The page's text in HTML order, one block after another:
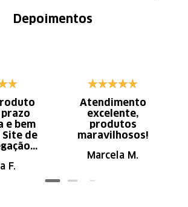
Depoimentos
e bem
Site de
F.
Atendimento
excelente,
produtos
maravilhosos!
Marcela M.